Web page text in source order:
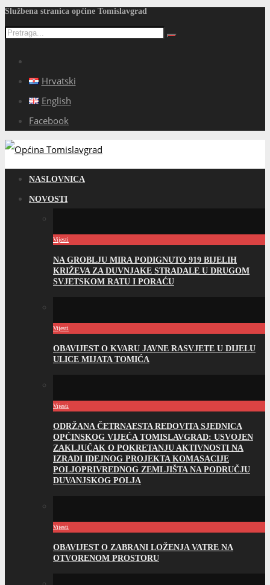
Službena stranica općine Tomislavgrad
Hrvatski
English
Facebook
NASLOVNICA
NOVOSTI
Vijesti
NA GROBLJU MIRA PODIGNUTO 919 BIJELIH
KRIŽEVA ZA DUVNJAKE STRADALE U DRUGOM
SVJETSKOM RATU I PORAĆU
Vijesti
OBAVIJEST O KVARU JAVNE RASVJETE U DIJELU
ULICE MIJATA TOMIĆA
Vijesti
ODRŽANA ČETRNAESTA REDOVITA SJEDNICA
OPĆINSKOG VIJEĆA TOMISLAVGRAD: USVOJEN
ZAKLJUČAK O POKRETANJU AKTIVNOSTI NA
IZRADI IDEJNOG PROJEKTA KOMASACIJE
POLJOPRIVREDNOG ZEMLJIŠTA NA PODRUČJU
DUVANJSKOG POLJA
Vijesti
OBAVIJEST O ZABRANI LOŽENJA VATRE NA
OTVORENOM PROSTORU